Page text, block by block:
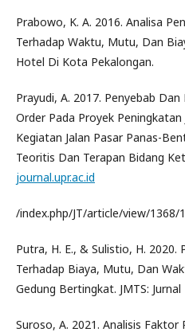
Prabowo, K. A. 2016. Analisa
Terhadap Waktu, Mutu, Dan
Hotel Di Kota Pekalongan.
Prayudi, A. 2017. Penyebab
Order Pada Proyek
Kegiatan Jalan Pasar Panas-
Teoritis Dan Terapan Bidang
journal.upr.ac.id
/index.php/JT/article/view/1368/
Putra, H. E., & Sulistio, H. 2020.
Terhadap Biaya, Mutu, Dan
Gedung Bertingkat. JMTS:
Suroso, A. 2021. Analisis Faktor